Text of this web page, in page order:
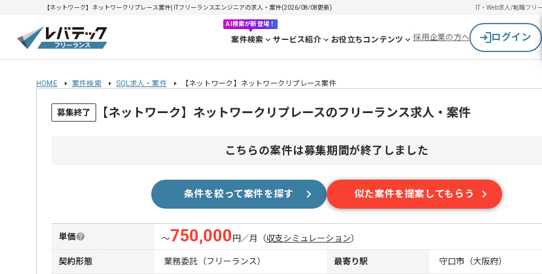
【ネットワーク】ネットワークリプレース案件| ITフリーランスエンジニアの求人・案件(2026/08/08更新) IT・Web求人/転職フリ
AI検索が新登場！
案件検索 サービス紹介 お役立ちコンテンツ 採用企業の方へ ログイン
HOME 案件検索 SQL求人・案件 【ネットワーク】ネットワークリプレース案件
募集終了 【ネットワーク】ネットワークリプレースのフリーランス求人・案件
こちらの案件は募集期間が終了しました
条件を絞って案件を探す 似た案件を提案してもらう
単価 〜750,000 円／月 （収支シミュレーション）
契約形態 業務委託（フリーランス） 最寄り駅 守口市（大阪府）